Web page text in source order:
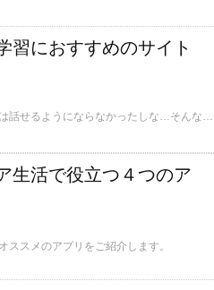
習におすすめのサイト
英語の勉強したいなあ。でも、高校までの勉強では話せるようにならなかったしな…そんな方必見！スマホで英語力を高めちゃうことができるアプリやサイトを3つ紹介したいと思います。
生活で役立つ４つのア
スメのアプリをご紹介します。